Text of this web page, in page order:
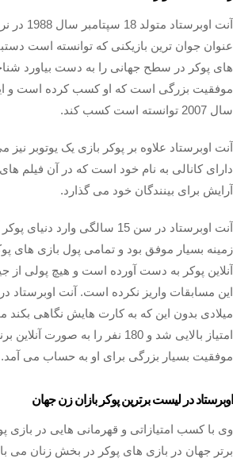
آنت
عنوان جوان ترین بازیکنی که توانسته است
های پوکر در سطح جهانی را به دست بیاورد
موفقیت بزرگی است که او کسب کرده است و
سال 2007 توانسته است کسب کند.
آنت اوبرستاد علاوه بر پوکر بازی یک یوتوبر
دارای کانالی به نام خود است که در آن فیلم
آرایش برای بینندگان خود می گذارد.
آنت اوبرستاد در سن 15 سالگی وارد
زمینه بسیار موفق بود و تمامی پول بازی های
آنلاین پوکر به دست آورده است و هیچ پولی
میلادی بدون این که به کارت هایش نگاهی
امتیاز بالایی شد و 180 نفر را به صورت
موفقیت بسیار بزرگی برای او به حساب می آمد.
اوبرستاد در لیست برترین پوکر بازان زن جهان
وی با کسب امتیازاتی و قهرمانی هایی در بازی
برتر جهان در بازی های پوکر در بخش زنان می